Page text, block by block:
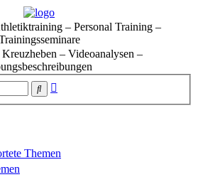
– Personal Training –
– Videoanalysen –
Suche
Themen